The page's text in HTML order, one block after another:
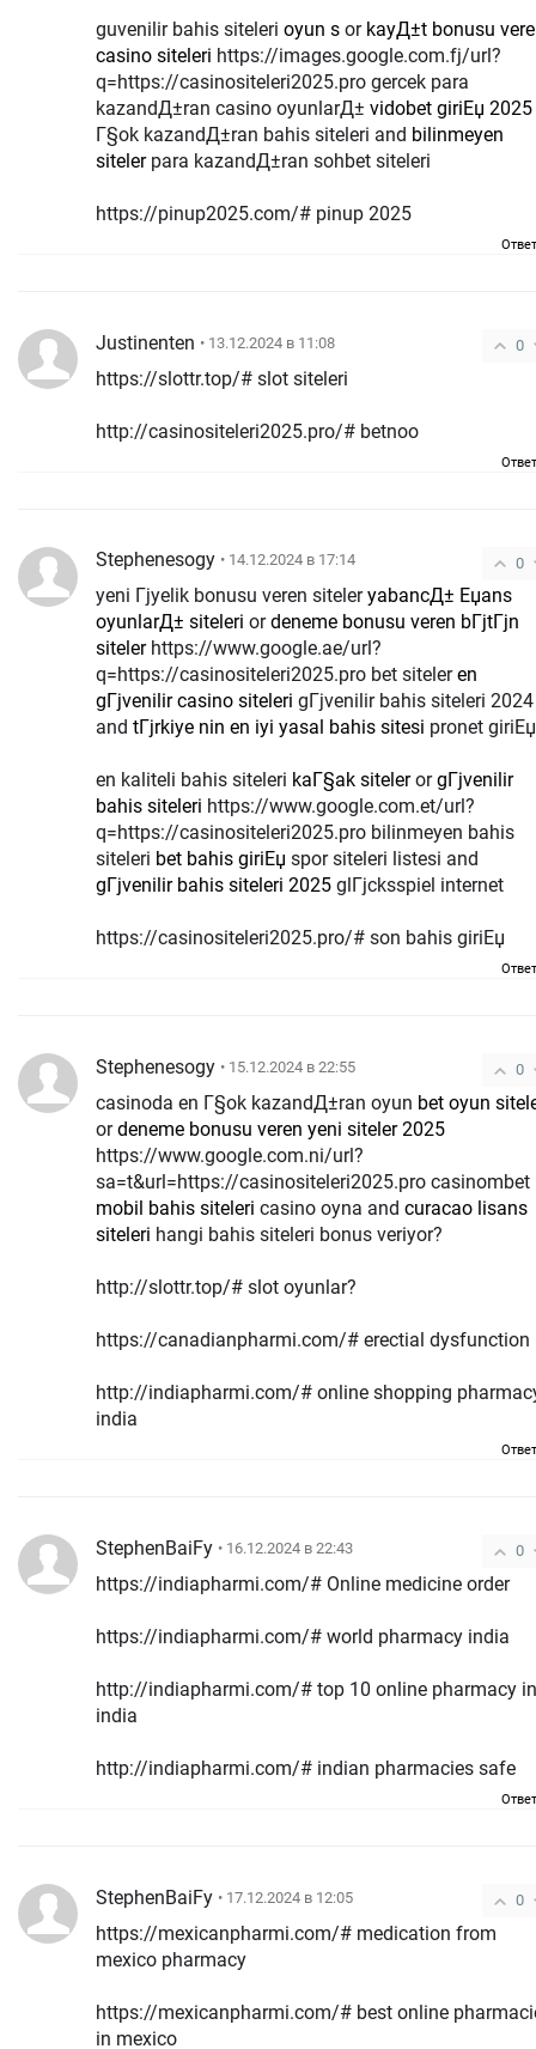
guvenilir bahis siteleri oyun s or kayД±t bonusu
casino siteleri
q=https://casinositeleri2025.pro gercek para
kazandД±ran casino oyunlarД± vidobet giriЕџ 2025
Г§ok kazandД±ran bahis siteleri and bilinmeyen
sitelerpara kazandД±ran sohbet siteleri
https://pinup2025.com/# pinup 2025
0
Justinenten • 13.12.2024 в 11:08
https://slottr.top/# slot siteleri
http://casinositeleri2025.pro/# betnoo
0
Stephenesogy • 14.12.2024 в 17:14
yeni Гјyelik bonusu veren siteleryabancД± Еџans
oyunlarД± siteleri ordeneme bonusu veren bГјtГјn
sitelerhttps://www.google.ae/url?
q=https://casinositeleri2025.pro bet siteleren
gГјvenilir casino siteleri gГјvenilir bahis siteleri 2024
and tГјrkiye nin en iyi yasal bahis sitesi pronet giriЕџ
en kaliteli bahis siteleri kaГ§ak sitelerorgГјvenilir
bahis siteleri
q=https://casinositeleri2025.pro bilinmeyen bahis
siteleri bet bahis giriЕџ spor siteleri listesi and
gГјvenilir bahis siteleri 2025 glГјcksspiel internet
https://casinositeleri2025.pro/# son bahis giriЕџ
0
Stephenesogy • 15.12.2024 в 22:55
casinoda en Г§ok kazandД±ran oyun bet oyun
ordeneme bonusu veren yeni siteler 2025
https://www.google.com.ni/url?
sa=t&url=https://casinositeleri2025.pro casinombet
mobil bahis siteleri casino oyna and curacao lisans
siteleri hangi bahis siteleri bonus veriyor?
http://slottr.top/# slot oyunlar?
https://canadianpharmi.com/# erectial dysfunction
http://indiapharmi.com/# online shopping
india
0
StephenBaiFy • 16.12.2024 в 22:43
https://indiapharmi.com/# Online medicine order
https://indiapharmi.com/# world pharmacy india
http://indiapharmi.com/# top 10 online pharmacy in
india
http://indiapharmi.com/# indian pharmacies safe
0
StephenBaiFy • 17.12.2024 в 12:05
https://mexicanpharmi.com/# medication from
mexico pharmacy
https://mexicanpharmi.com/# best online
in mexico